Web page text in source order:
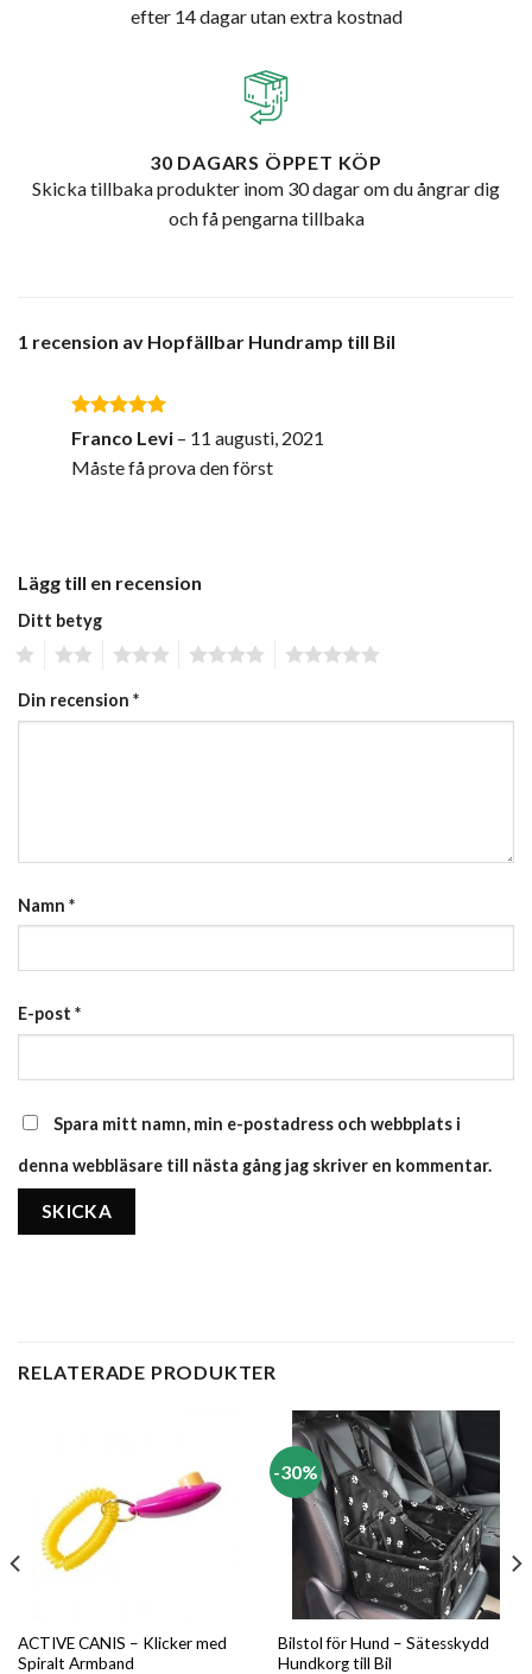
efter 14 dagar utan extra kostnad
30 DAGARS ÖPPET KÖP
Skicka tillbaka produkter inom 30 dagar om du ångrar dig
och få pengarna tillbaka
1 recension av Hopfällbar Hundramp till Bil
Betygsatt5
av 5
Franco Levi – 11 augusti, 2021
Måste få prova den först
Lägg till en recension
Ditt betyg
Din recension *
Namn *
E-post *
Spara mitt namn, min e-postadress och webbplats i
denna webbläsare till nästa gång jag skriver en kommentar.
RELATERADE PRODUKTER
ACTIVE CANIS – Klicker med
Spiralt Armband
-30%
Bilstol för Hund – Sätesskydd
Hundkorg till Bil